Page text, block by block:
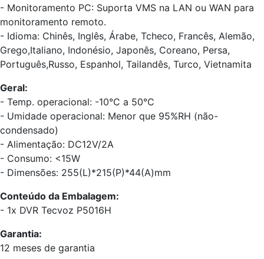
- Monitoramento PC: Suporta VMS na LAN ou WAN para
monitoramento remoto.
- Idioma: Chinês, Inglês, Árabe, Tcheco, Francês, Alemão,
Grego,Italiano, Indonésio, Japonês, Coreano, Persa,
Português,Russo, Espanhol, Tailandês, Turco, Vietnamita
Geral:
- Temp. operacional: -10°C a 50°C
- Umidade operacional: Menor que 95%RH (não-
condensado)
- Alimentação: DC12V/2A
- Consumo: <15W
- Dimensões: 255(L)*215(P)*44(A)mm
Conteúdo da Embalagem:
- 1x DVR Tecvoz P5016H
Garantia:
12 meses de garantia